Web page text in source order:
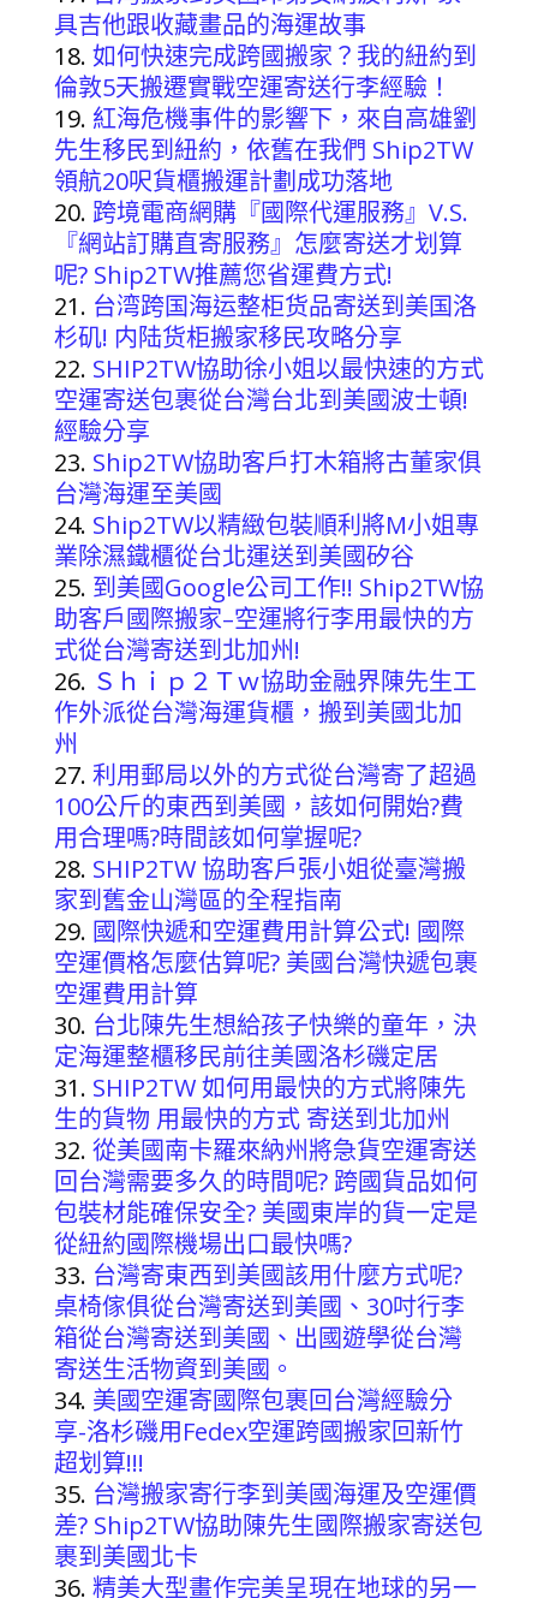
具吉他跟收藏畫品的海運故事
如何快速完成跨國搬家？我的紐約到
倫敦5天搬遷實戰空運寄送行李經驗！
紅海危機事件的影響下，來自高雄劉
先生移民到紐約，依舊在我們 Ship2TW
領航20呎貨櫃搬運計劃成功落地
跨境電商網購『國際代運服務』V.S.
『網站訂購直寄服務』怎麼寄送才划算
呢? Ship2TW推薦您省運費方式!
台湾跨国海运整柜货品寄送到美国洛
杉矶! 内陆货柜搬家移民攻略分享
SHIP2TW協助徐小姐以最快速的方式
空運寄送包裹從台灣台北到美國波士頓!
經驗分享
Ship2TW協助客戶打木箱將古董家俱
台灣海運至美國
Ship2TW以精緻包裝順利將M小姐專
業除濕鐵櫃從台北運送到美國矽谷
到美國Google公司工作!! Ship2TW協
助客戶國際搬家–空運將行李用最快的方
式從台灣寄送到北加州!
Ｓｈｉｐ２Ｔｗ協助金融界陳先生工
作外派從台灣海運貨櫃，搬到美國北加
州
利用郵局以外的方式從台灣寄了超過
100公斤的東西到美國，該如何開始?費
用合理嗎?時間該如何掌握呢?
SHIP2TW 協助客戶張小姐從臺灣搬
家到舊金山灣區的全程指南
國際快遞和空運費用計算公式! 國際
空運價格怎麼估算呢? 美國台灣快遞包裹
空運費用計算
台北陳先生想給孩子快樂的童年，決
定海運整櫃移民前往美國洛杉磯定居
SHIP2TW 如何用最快的方式將陳先
生的貨物 用最快的方式 寄送到北加州
從美國南卡羅來納州將急貨空運寄送
回台灣需要多久的時間呢? 跨國貨品如何
包裝材能確保安全? 美國東岸的貨一定是
從紐約國際機場出口最快嗎?
台灣寄東西到美國該用什麼方式呢?
桌椅傢俱從台灣寄送到美國、30吋行李
箱從台灣寄送到美國、出國遊學從台灣
寄送生活物資到美國。
美國空運寄國際包裹回台灣經驗分
享-洛杉磯用Fedex空運跨國搬家回新竹
超划算!!!
台灣搬家寄行李到美國海運及空運價
差? Ship2TW協助陳先生國際搬家寄送包
裹到美國北卡
精美大型畫作完美呈現在地球的另一